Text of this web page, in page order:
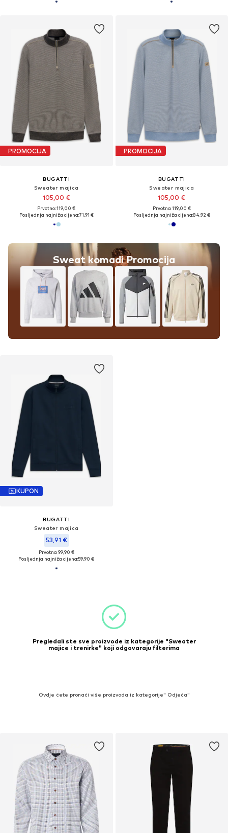
PROMOCIJA
BUGATTI
Sweater majica
105,00 €
Prvotno: 119,00 €
Posljednja najniža cijena:71,91 €
Sweat komadi Promocija
PROMOCIJA
BUGATTI
Sweater majica
105,00 €
Prvotno: 119,00 €
Posljednja najniža cijena:84,92 €
KUPON
BUGATTI
Sweater majica
53,91 €
Prvotno: 99,90 €
Posljednja najniža cijena:59,90 €
Pregledali ste sve proizvode iz kategorije "Sweater
majice i trenirke" koji odgovaraju filterima
Ovdje ćete pronaći više proizvoda iz kategorije" Odjeća"